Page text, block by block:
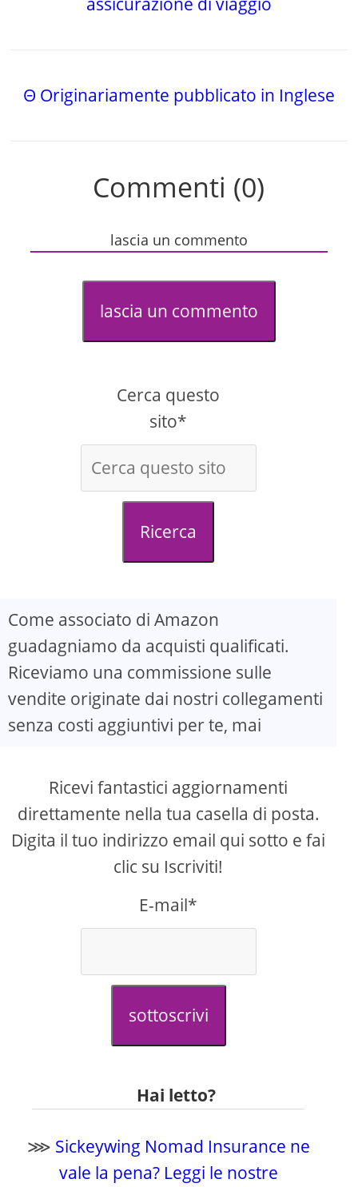
Θ Originariamente pubblicato in Inglese
Commenti (0)
lascia un commento
lascia un commento
Cerca questo
sito*
Ricerca
Come associato di Amazon
guadagniamo da acquisti qualificati.
Riceviamo una commissione sulle
vendite originate dai nostri collegamenti
senza costi aggiuntivi per te, mai
Ricevi fantastici aggiornamenti
direttamente nella tua casella di posta.
Digita il tuo indirizzo email qui sotto e fai
clic su Iscriviti!
E-mail*
sottoscrivi
Hai letto?
⋙ Sickeywing Nomad Insurance ne
vale la pena? Leggi le nostre